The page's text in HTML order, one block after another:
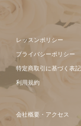
レッスンポリシー
プライバシーポリシー
特定商取引に基づく表記
利用規約
会社概要・アクセス